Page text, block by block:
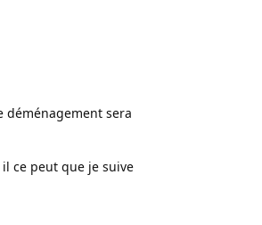
déménagement sera
ce peut que je suive